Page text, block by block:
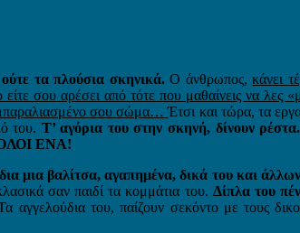
τα πλούσια σκηνικά.Ο άνθρωπος,κάνει
είτε σου αρέσει από τότε που μαθαίνεις να λες
σμπαραλιασμένο σου σώμα…Έτσι και τώρα, τα
του. Τ’ αγόρια του στην σκηνή, δίνουν
ΌΛΟΙ ΕΝΑ!
μια βαλίτσα, αγαπημένα, δικά του και
σαν παιδί τα κομμάτια του. Δίπλα του
αγγελούδια του, παίζουν σεκόντο με τους